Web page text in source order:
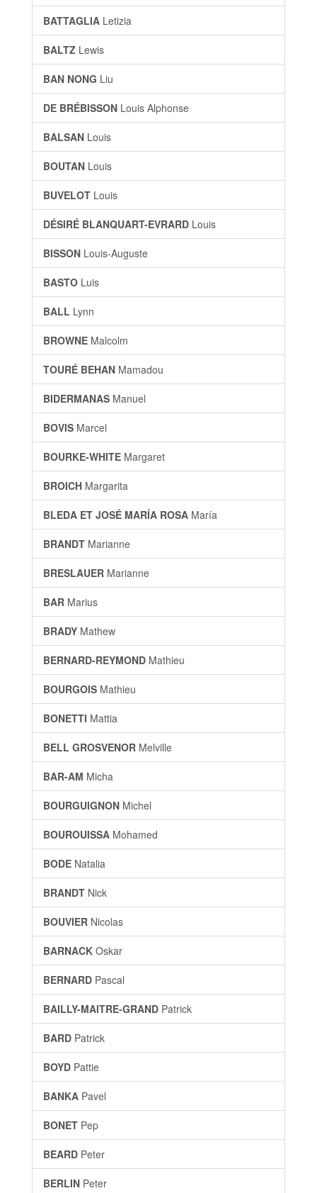
BATTAGLIA Letizia
BALTZ Lewis
BAN NONG Liu
DE BRÉBISSON Louis Alphonse
BALSAN Louis
BOUTAN Louis
BUVELOT Louis
DÉSIRÉ BLANQUART-EVRARD Louis
BISSON Louis-Auguste
BASTO Luis
BALL Lynn
BROWNE Malcolm
TOURÉ BEHAN Mamadou
BIDERMANAS Manuel
BOVIS Marcel
BOURKE-WHITE Margaret
BROICH Margarita
BLEDA ET JOSÉ MARÍA ROSA María
BRANDT Marianne
BRESLAUER Marianne
BAR Marius
BRADY Mathew
BERNARD-REYMOND Mathieu
BOURGOIS Mathieu
BONETTI Mattia
BELL GROSVENOR Melville
BAR-AM Micha
BOURGUIGNON Michel
BOUROUISSA Mohamed
BODE Natalia
BRANDT Nick
BOUVIER Nicolas
BARNACK Oskar
BERNARD Pascal
BAILLY-MAITRE-GRAND Patrick
BARD Patrick
BOYD Pattie
BANKA Pavel
BONET Pep
BEARD Peter
BERLIN Peter